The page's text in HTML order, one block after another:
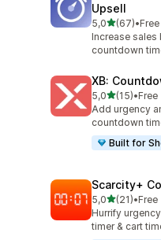
Upsell
5,0z 5 hvězd
(67)
Celkový počet
•Free
Increase sales
countdown
XB:
5,0z 5 hvězd
(15)
Celkový počet
•Free
Add urgency
countdown
Built for
Scarcity+
5,0z 5 hvězd
(21)
Celkový počet
•Free
Hurrify
timer & cart